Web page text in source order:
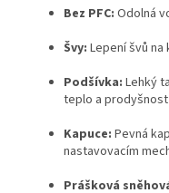
Bez PFC: Odolná
Švy: Lepení švů
Podšívka: Lehký
teplo a prodyšnost
Kapuce: Pevná
nastavovacím
Prášková